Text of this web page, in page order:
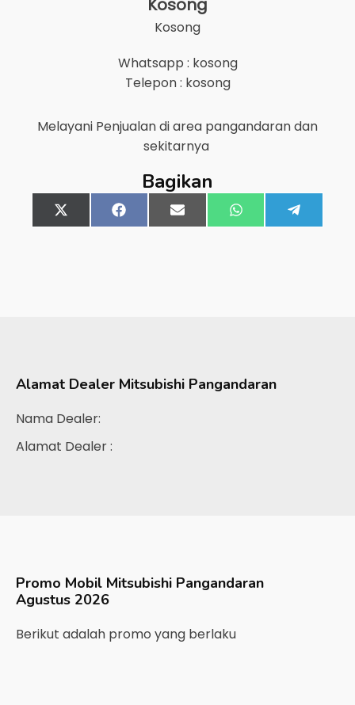
Kosong
Kosong
Whatsapp : kosong
Telepon : kosong
Melayani Penjualan di area pangandarandan
sekitarnya
Bagikan
Share
on
X
(Twitter)
Share
on
FacebookShare
on
Email Share
on
WhatsApp
on
Alamat Dealer Mitsubishi Pangandaran
Nama Dealer:
Alamat Dealer :
Promo Mobil Mitsubishi Pangandaran
Agustus 2026
Berikut adalah promo yang berlaku